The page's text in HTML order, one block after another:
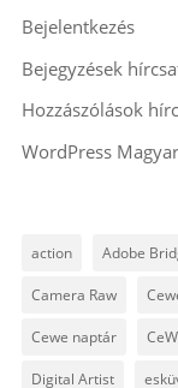
Bejelentkezés
Bejegyzések
Hozzászólások
WordPress
action Adobe
Camera Raw
Cewe naptár
Digital Artist